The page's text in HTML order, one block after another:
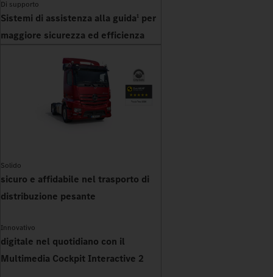
Di supporto
Sistemi di assistenza alla guida1 per
maggiore sicurezza ed efficienza
Solido
sicuro e affidabile nel trasporto di
distribuzione pesante
Innovativo
digitale nel quotidiano con il
Multimedia Cockpit Interactive 2